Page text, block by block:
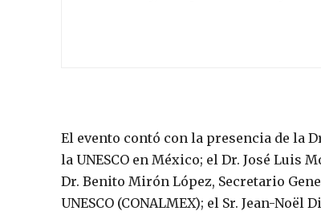
El evento contó con la presencia de la
la UNESCO en México; el Dr. José Luis
Dr. Benito Mirón López, Secretario
UNESCO (CONALMEX); el Sr. Jean-